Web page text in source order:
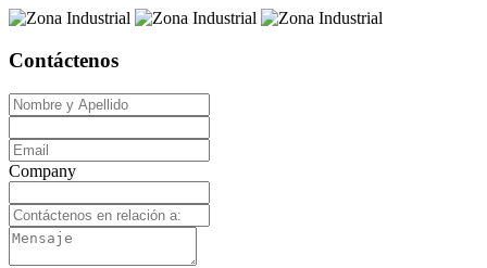
Contáctenos
Company